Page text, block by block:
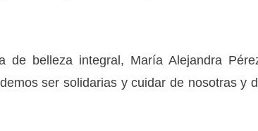
belleza integral, María Alejandra
ser solidarias y cuidar de nosotras y